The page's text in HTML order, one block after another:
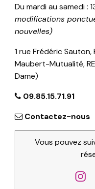
Du mardi au samedi :
modifications
nouvelles)
1 rue Frédéric
Maubert-Mutualité,
Dame)
09.85.15.71.91
Contactez-nous
Vous pouvez